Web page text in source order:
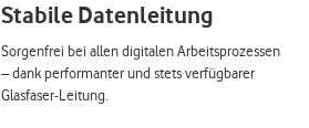
Stabile Datenleitung
Sorgenfrei bei allen digitalen Arbeitsprozessen
– dank performanter und stets verfügbarer
Glasfaser-Leitung.